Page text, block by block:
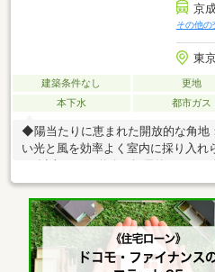
京
その他の
東
建築条件なし 更地
本下水
都市ガス
◆陽当たりに恵まれた開放的な角地
い光と風を効率よく室内に採り入れ
6m以上：西側道路は幅員約7.25m
し入れもスムーズです。◆設計しや
無駄のない敷地形状で、カースペ
ズ。◆建築条件なしで理想の家づく
や工務店で、ご家族のこだわりを
す。